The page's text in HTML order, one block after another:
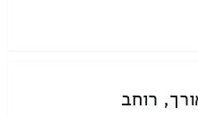
רוחב